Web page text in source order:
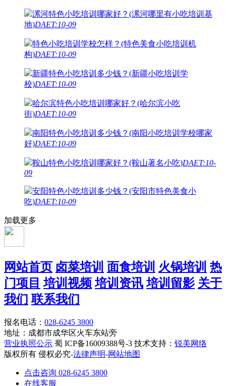
漯河特色小吃培训哪家好？(漯河哪里有小吃培训基
地)DAET:10-09
特色小吃培训学校怎样？(特色美食小吃培训机
构)DAET:10-09
新疆特色小吃培训多少钱？(新疆小吃培训学
校)DAET:10-09
哈尔滨特色小吃培训哪家好？(哈尔滨小吃
街)DAET:10-09
南阳特色小吃培训多少钱？(南阳小吃培训学校哪家
好)DAET:10-09
鞍山特色小吃培训哪家好？(鞍山著名小吃)DAET:10-
09
安阳特色小吃培训多少钱？(安阳市特色美食小
吃)DAET:10-09
加载更多
网站首页 卤菜培训 面食培训 火锅培训 热
门项目 培训视频 培训资讯 培训留影 关于
我们 联系我们
报名电话： 028-6245 3800
地址：成都市成华区火车东站旁
营业执照公示 蜀 ICP备16009388号-3 技术支持： 锐美网络
版权所有 侵权必究-法律声明-网站地图
点击咨询 028-6245 3800
在线客服